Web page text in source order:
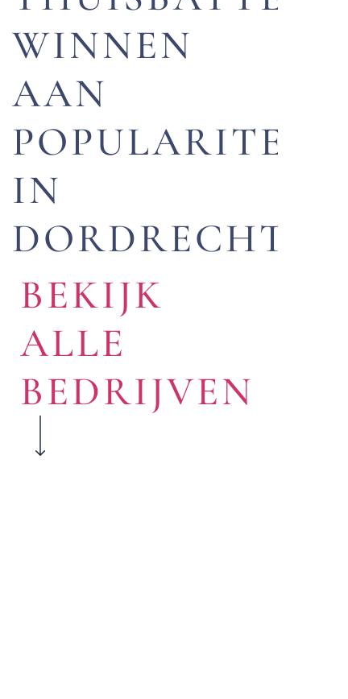
WINNEN
AAN
POPULARITEIT
IN
DORDRECHT
BEKIJK
ALLE
BEDRIJVEN